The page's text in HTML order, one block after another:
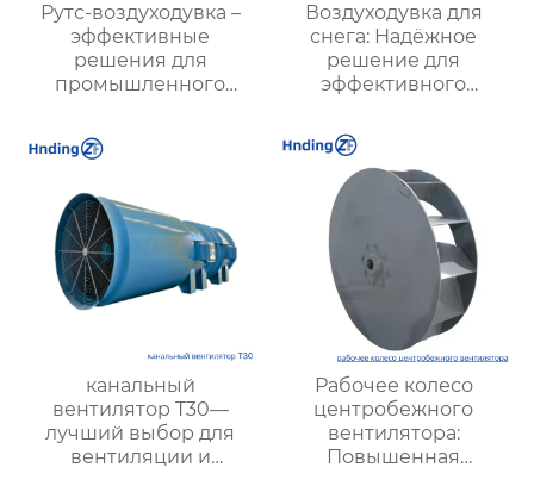
Рутс-воздуходувка –
эффективные
решения для
промышленного
оборудования |
Hengding Fan
Воздуходувка для
снега: Надёжное
решение для
эффективного
любых условиях
канальный
вентилятор T30—
лучший выбор для
вентиляции и
Рабочее колесо
центробежного
вентилятора:
Повышенная